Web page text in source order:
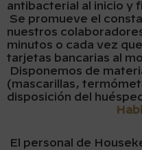
antibacterial al inicio y
Se promueve el
nuestros
minutos o cada vez
tarjetas bancarias al
Disponemos de
(mascarillas,
disposición del
El personal de